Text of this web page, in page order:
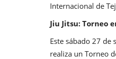
Internacional de
Jiu Jitsu: Torneo
Este sábado 27 de
realiza un Torneo